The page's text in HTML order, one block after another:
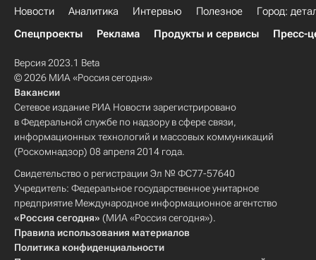
Новости Аналитика Интервью Полезное
Город:
Спецпроекты
Реклама Продукты и сервисы Пресс-
Версия 2023.1 Beta
© 2026 МИА «Россия сегодня»
Вакансии
Сетевое издание РИА Новости зарегистрировано
в Федеральной службе по надзору в сфере связи,
информационных технологий и массовых коммуникаций
(Роскомнадзор) 08 апреля 2014 года.
Свидетельство о регистрации Эл № ФС77-57640
Учредитель: Федеральное государственное унитарное
предприятие Международное информационное агентство
«Россия сегодня» (МИА «Россия сегодня»).
Правила использования материалов
Политика конфиденциальности